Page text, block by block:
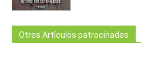
Otros Artículos patrocinados